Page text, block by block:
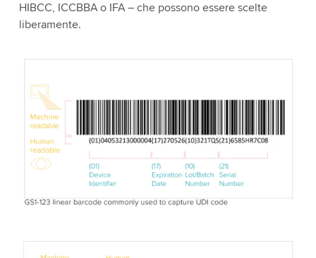
HIBCC, ICCBBA o IFA – che possono essere scelte
liberamente.